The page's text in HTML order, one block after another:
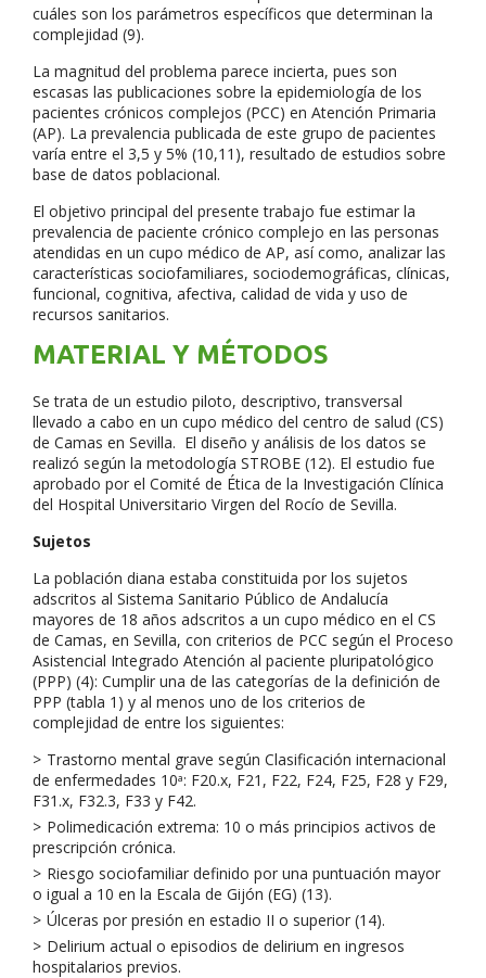
cuáles son los parámetros específicos que determinan la
complejidad (9).
La magnitud del problema parece incierta, pues son
escasas las publicaciones sobre la epidemiología de los
pacientes crónicos complejos (PCC) en Atención Primaria
(AP). La prevalencia publicada de este grupo de pacientes
varía entre el 3,5 y 5% (10,11), resultado de estudios sobre
base de datos poblacional.
El objetivo principal del presente trabajo fue estimar la
prevalencia de paciente crónico complejo en las personas
atendidas en un cupo médico de AP, así como, analizar las
características sociofamiliares, sociodemográficas, clínicas,
funcional, cognitiva, afectiva, calidad de vida y uso de
recursos sanitarios.
MATERIAL Y MÉTODOS
Se trata de un estudio piloto, descriptivo, transversal
llevado a cabo en un cupo médico del centro de salud (CS)
de Camas en Sevilla. El diseño y análisis de los datos se
realizó según la metodología STROBE (12). El estudio fue
aprobado por el Comité de Ética de la Investigación Clínica
del Hospital Universitario Virgen del Rocío de Sevilla.
Sujetos
La población diana estaba constituida por los sujetos
adscritos al Sistema Sanitario Público de Andalucía
mayores de 18 años adscritos a un cupo médico en el CS
de Camas, en Sevilla, con criterios de PCC según el Proceso
Asistencial Integrado Atención al paciente pluripatológico
(PPP) (4): Cumplir una de las categorías de la definición de
PPP (tabla 1) y al menos uno de los criterios de
complejidad de entre los siguientes:
Trastorno mental grave según Clasificación internacional
de enfermedades 10a: F20.x, F21, F22, F24, F25, F28 y F29,
F31.x, F32.3, F33 y F42.
Polimedicación extrema: 10 o más principios activos de
prescripción crónica.
Riesgo sociofamiliar definido por una puntuación mayor
o igual a 10 en la Escala de Gijón (EG) (13).
Úlceras por presión en estadio II o superior (14).
Delirium actual o episodios de delirium en ingresos
hospitalarios previos.